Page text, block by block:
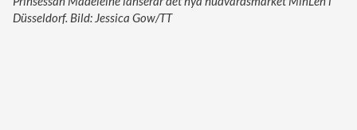
Düsseldorf. Bild: Jessica Gow/TT